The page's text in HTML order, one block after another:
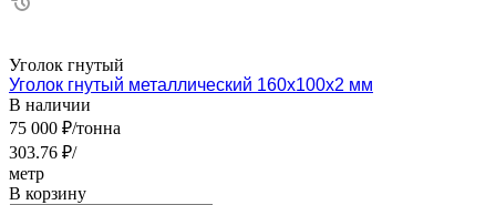
Уголок гнутый
Уголок гнутый металлический 160х100х2 мм
В наличии
75 000 ₽/тонна
303.76 ₽/
метр
В корзину